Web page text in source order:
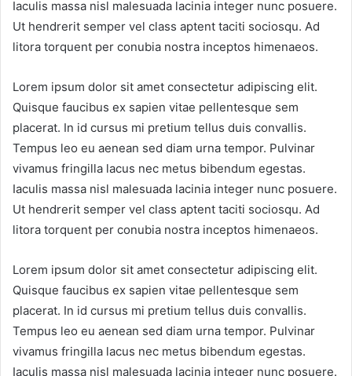
Iaculis massa nisl malesuada lacinia integer nunc posuere.
Ut hendrerit semper vel class aptent taciti sociosqu. Ad
litora torquent per conubia nostra inceptos himenaeos.
Lorem ipsum dolor sit amet consectetur adipiscing elit.
Quisque faucibus ex sapien vitae pellentesque sem
placerat. In id cursus mi pretium tellus duis convallis.
Tempus leo eu aenean sed diam urna tempor. Pulvinar
vivamus fringilla lacus nec metus bibendum egestas.
Iaculis massa nisl malesuada lacinia integer nunc posuere.
Ut hendrerit semper vel class aptent taciti sociosqu. Ad
litora torquent per conubia nostra inceptos himenaeos.
Lorem ipsum dolor sit amet consectetur adipiscing elit.
Quisque faucibus ex sapien vitae pellentesque sem
placerat. In id cursus mi pretium tellus duis convallis.
Tempus leo eu aenean sed diam urna tempor. Pulvinar
vivamus fringilla lacus nec metus bibendum egestas.
Iaculis massa nisl malesuada lacinia integer nunc posuere.